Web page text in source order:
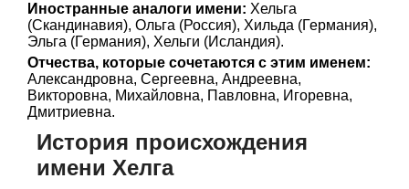
Иностранные аналоги имени: Хельга
(Скандинавия), Ольга (Россия), Хильда (Германия),
Эльга (Германия), Хельги (Исландия).
Отчества, которые сочетаются с этим именем:
Александровна, Сергеевна, Андреевна,
Викторовна, Михайловна, Павловна, Игоревна,
Дмитриевна.
История происхождения
имени Хелга